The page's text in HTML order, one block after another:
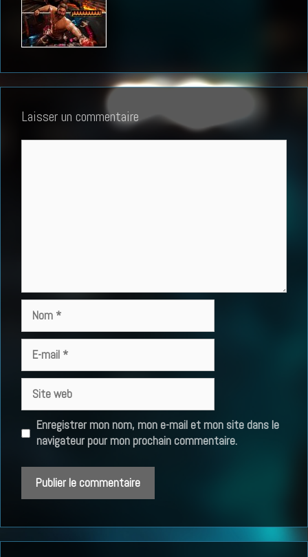
Laisser un commentaire
mail
web
Enregistrer mon nom, mon e-mail et mon site dans le
navigateur pour mon prochain commentaire.